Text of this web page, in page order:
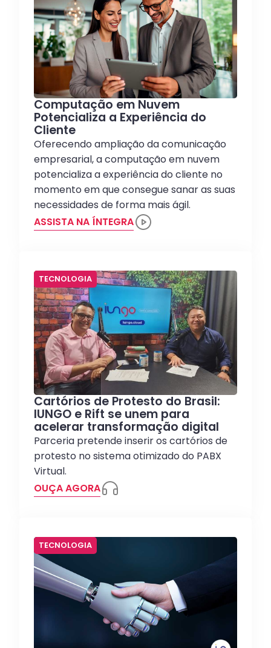
Computação em Nuvem
Potencializa a Experiência do
Cliente
Oferecendo ampliação da comunicação
empresarial, a computação em nuvem
potencializa a experiência do cliente no
momento em que consegue sanar as suas
necessidades de forma mais ágil.
ASSISTA NA ÍNTEGRA
TECNOLOGIA
Cartórios de Protesto do Brasil:
IUNGO e Rift se unem para
acelerar transformação digital
Parceria pretende inserir os cartórios de
protesto no sistema otimizado do PABX
Virtual.
OUÇA AGORA
TECNOLOGIA